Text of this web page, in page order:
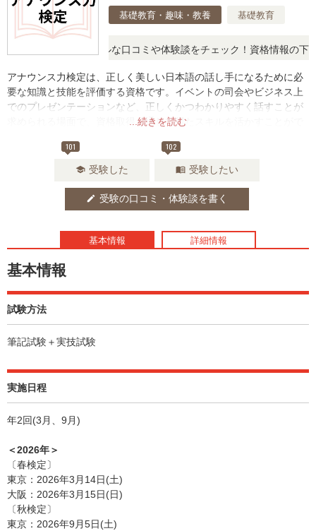
基礎教育・趣味・教養 基礎教育
に思ったら、リアルな口コミや体験談をチェック！資格情報の下か
...続きを読む
アナウンス力検定は、正しく美しい日本語の話し手になるために必
要な知識と技能を評価する資格です。イベントの司会やビジネス上
でのプレゼンテーションなど、正しくかつわかりやすく話すことが
求められる場面で、資格取得を通じて得たスキルを活かすことがで
101
school 受験した
102
menu_book 受験したい
edit 受験の口コミ・体験談を書く
基本情報 詳細情報
基本情報
試験方法
筆記試験＋実技試験
実施日程
年2回(3月、9月)
＜2026年＞
〔春検定〕
東京：2026年3月14日(土)
大阪：2026年3月15日(日)
〔秋検定〕
東京：2026年9月5日(土)